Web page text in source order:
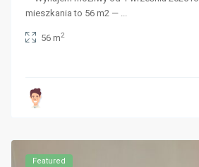
mieszkania to 56 m2 — ...
56 m2
Featured